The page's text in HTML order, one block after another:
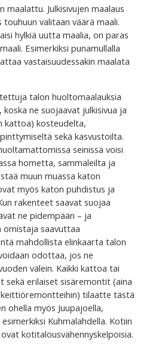
maalattu. Julkisivujen maalaus
valitaan väärä maali.
hylkiä uutta maalia, on paras
Esimerkiksi punamullalla
vastaisuudessakin maalata
talon huoltomaalauksia
ne suojaavat julkisivua ja
kattoa) kosteudelta,
sekä kasvustoilta.
seinissä voisi
hometta, sammaleilta ja
muun muassa katon
myös katon puhdistus ja
rakenteet saavat suojaa
ne pidempään – ja
saavuttaa
mahdollista elinkaarta talon
odottaa, jos ne
välein. Kaikki kattoa tai
sekä erilaiset sisäremontit (aina
tilaatte tästä
ohella myös Juupajoella,
Kuhmalahdella. Kotiin
kotitalousvähennyskelpoisia.